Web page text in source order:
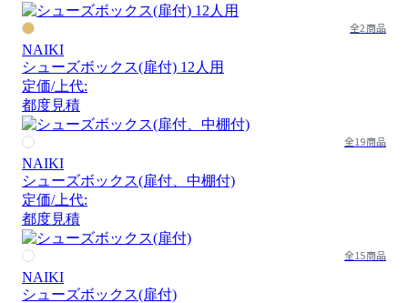
全2商品
NAIKI
シューズボックス(扉付) 12人用
定価/上代:
都度見積
全19商品
NAIKI
シューズボックス(扉付、中棚付)
定価/上代:
都度見積
全15商品
NAIKI
シューズボックス(扉付)